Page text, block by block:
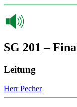
SG 201 –
Leitung
Herr Pecher